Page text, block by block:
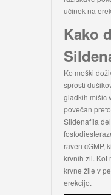
učinek na
Kako
Ko moški
sprosti
gladkih mišic
povečan
Sildenafila
raven cGMP,
krvnih žil. Kot
krvne žile v
erekcijo.